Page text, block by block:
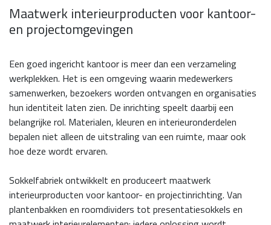
Maatwerk interieurproducten voor kantoor-
en projectomgevingen
Een goed ingericht kantoor is meer dan een verzameling
werkplekken. Het is een omgeving waarin medewerkers
samenwerken, bezoekers worden ontvangen en organisaties
hun identiteit laten zien. De inrichting speelt daarbij een
belangrijke rol. Materialen, kleuren en interieuronderdelen
bepalen niet alleen de uitstraling van een ruimte, maar ook
hoe deze wordt ervaren.
Sokkelfabriek ontwikkelt en produceert maatwerk
interieurproducten voor kantoor- en projectinrichting. Van
plantenbakken en roomdividers tot presentatiesokkels en